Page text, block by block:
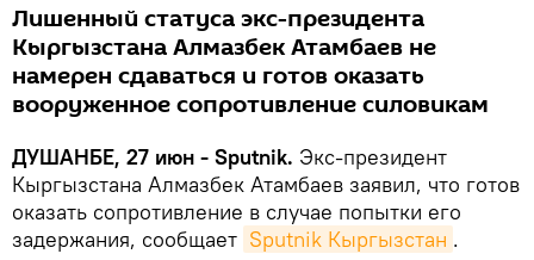
Лишенный статуса экс-президента
Кыргызстана Алмазбек Атамбаев не
намерен сдаваться и готов оказать
вооруженное сопротивление силовикам
ДУШАНБЕ, 27 июн - Sputnik. Экс-президент
Кыргызстана Алмазбек Атамбаев заявил, что готов
оказать сопротивление в случае попытки его
задержания, сообщает Sputnik Кыргызстан .